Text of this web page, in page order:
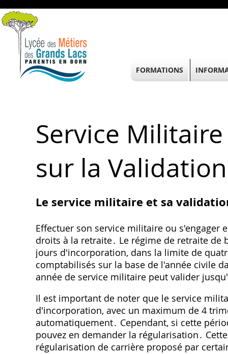
Service
sur la
Le service militaire et sa
Effectuer son service militaire ou s'engager
droits à la retraite․ Le régime de retraite
jours d'incorporation, dans la limite de
comptabilisés sur la base de l'année civile
année de service militaire peut valider
Il est important de noter que le service
d'incorporation, avec un maximum de 4
automatiquement․ Cependant, si cette
pouvez en demander la régularisation․
régularisation de carrière proposé par
FORMATIONS